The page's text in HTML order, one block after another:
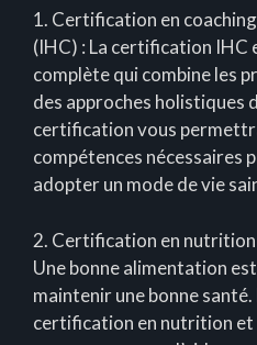
1. Certification en
(IHC) : La certification IHC
complète qui combine les
des approches holistiques
certification vous
compétences nécessaires
adopter un mode de vie
2. Certification en nutrition
Une bonne alimentation
maintenir une bonne
certification en nutrition et